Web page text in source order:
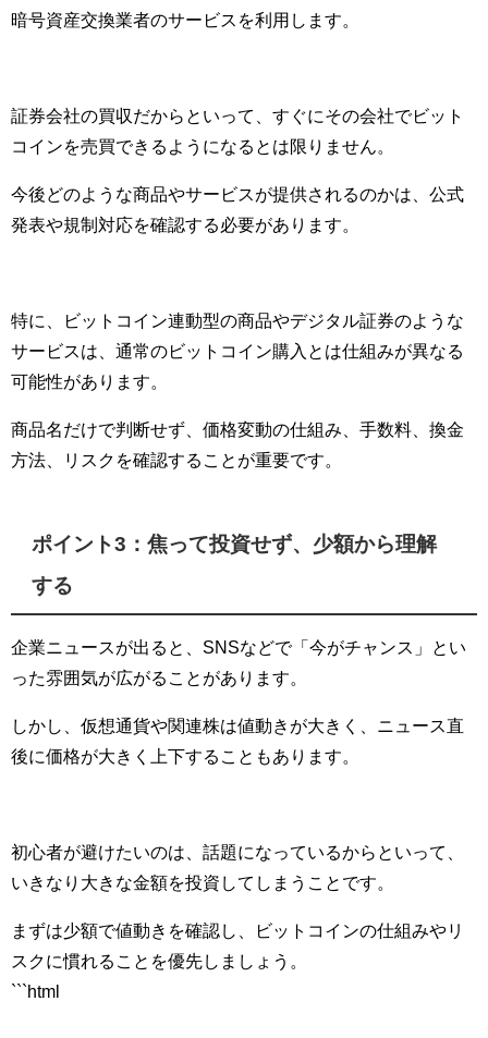
暗号資産交換業者のサービスを利用します。
証券会社の買収だからといって、すぐにその会社でビット
コインを売買できるようになるとは限りません。
今後どのような商品やサービスが提供されるのかは、公式
発表や規制対応を確認する必要があります。
特に、ビットコイン連動型の商品やデジタル証券のような
サービスは、通常のビットコイン購入とは仕組みが異なる
可能性があります。
商品名だけで判断せず、価格変動の仕組み、手数料、換金
方法、リスクを確認することが重要です。
ポイント3：焦って投資せず、少額から理解
する
企業ニュースが出ると、SNSなどで「今がチャンス」とい
った雰囲気が広がることがあります。
しかし、仮想通貨や関連株は値動きが大きく、ニュース直
後に価格が大きく上下することもあります。
初心者が避けたいのは、話題になっているからといって、
いきなり大きな金額を投資してしまうことです。
まずは少額で値動きを確認し、ビットコインの仕組みやリ
スクに慣れることを優先しましょう。
```html